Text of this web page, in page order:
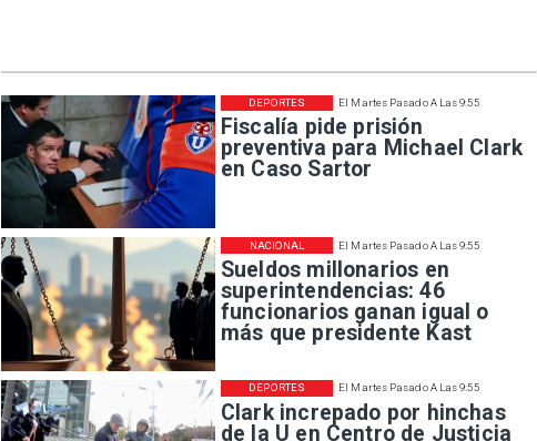
El Martes Pasado A Las 9:55
Fiscalía pide prisión
preventiva para Michael Clark
en Caso Sartor
DEPORTES
El Martes Pasado A Las 9:55
Sueldos millonarios en
superintendencias: 46
funcionarios ganan igual o
más que presidente Kast
NACIONAL
El Martes Pasado A Las 9:55
Clark increpado por hinchas
de la U en Centro de Justicia
DEPORTES